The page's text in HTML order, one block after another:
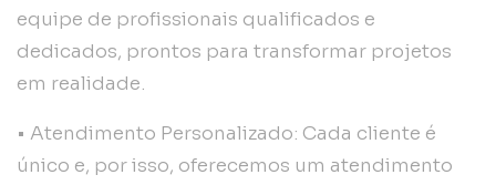
equipe de profissionais qualificados e
dedicados, prontos para transformar projetos
em realidade.
• Atendimento Personalizado: Cada cliente é
único e, por isso, oferecemos um atendimento